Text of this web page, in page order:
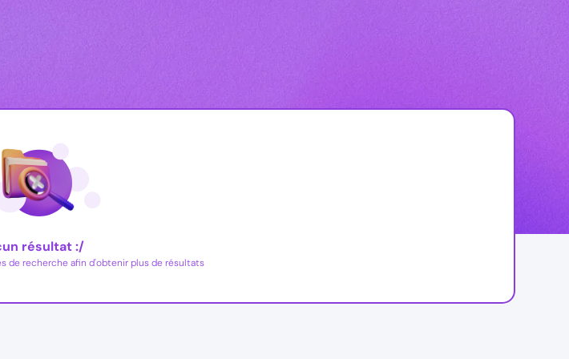
résultat :/
de recherche afin d'obtenir plus de résultats